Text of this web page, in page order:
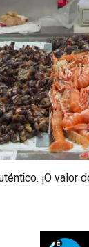
¡O valor